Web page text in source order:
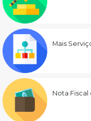
Mais
Nota